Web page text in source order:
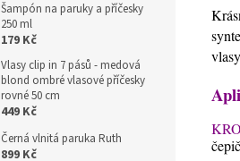
Šampón na paruky a příčesky
250 ml
179 Kč
Vlasy clip in 7 pásů - medová
blond ombré vlasové příčesky
rovné 50 cm
449 Kč
Černá vlnitá paruka Ruth
899 Kč